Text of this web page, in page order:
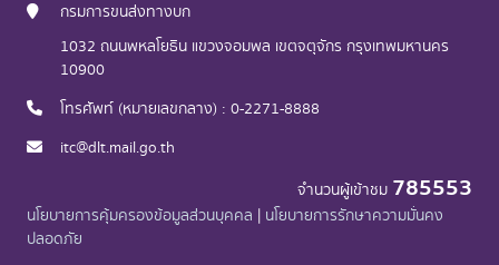
กรมการขนส่งทางบก
1032 ถนนพหลโยธิน แขวงจอมพล เขตจตุจักร กรุงเทพมหานคร
10900
โทรศัพท์ (หมายเลขกลาง) : 0-2271-8888
itc@dlt.mail.go.th
จำนวนผู้เข้าชม 785553
นโยบายการคุ้มครองข้อมูลส่วนบุคคล | นโยบายการรักษาความมั่นคง
ปลอดภัย